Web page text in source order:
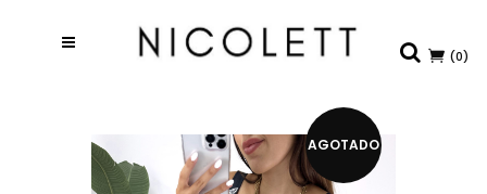
(0)
AGOTADO